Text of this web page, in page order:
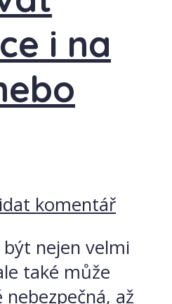
i na
komentář
nejen velmi
také může
až